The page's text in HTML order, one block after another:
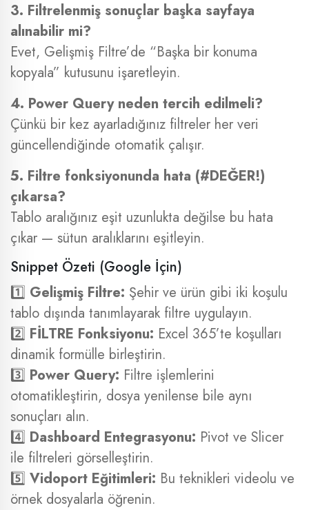
3. Filtrelenmiş sonuçlar başka sayfaya
alınabilir mi?
Evet, Gelişmiş Filtre’de “Başka bir konuma
kopyala” kutusunu işaretleyin.
4. Power Query neden tercih edilmeli?
Çünkü bir kez ayarladığınız filtreler her veri
güncellendiğinde otomatik çalışır.
5. Filtre fonksiyonunda hata (#DEĞER!)
çıkarsa?
Tablo aralığınız eşit uzunlukta değilse bu hata
çıkar — sütun aralıklarını eşitleyin.
Snippet Özeti (Google İçin)
1️⃣ Gelişmiş Filtre: Şehir ve ürün gibi iki koşulu
tablo dışında tanımlayarak filtre uygulayın.
2️⃣ FİLTRE Fonksiyonu: Excel 365’te koşulları
dinamik formülle birleştirin.
3️⃣ Power Query: Filtre işlemlerini
otomatikleştirin, dosya yenilense bile aynı
sonuçları alın.
4️⃣ Dashboard Entegrasyonu: Pivot ve Slicer
ile filtreleri görselleştirin.
5️⃣ Vidoport Eğitimleri: Bu teknikleri videolu ve
örnek dosyalarla öğrenin.